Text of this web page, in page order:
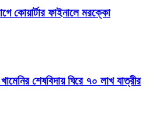
কোয়ার্টার ফাইনালে মরক্কো
শেষবিদায় ঘিরে ৭০ লাখ যাত্রীর